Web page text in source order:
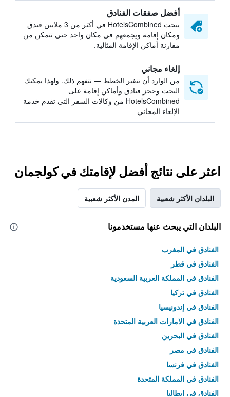
أفضل صفقات الفنادق
يبحث HotelsCombined في أكثر من 3 ملايين فندق
ومكان إقامة ويجمعهم في مكان واحد حتى تتمكن من
مقارنة أماكن الإقامة المثالية.
إلغاء مجاني
من الوارد أن تتغير الخطط — نتفهم ذلك. ولهذا يمكنك
البحث وحجز فنادق وأماكن إقامة على
HotelsCombined من وكالات السفر التي تقدم خدمة
الإلغاء المجاني
اعثر على نتائج أفضل لإقامتك في كولجمان
البلدان الأكثر شعبية المدن الأكثر شعبية
البلدان التي يبحث عنها مستخدمونا
الفنادق في المغرب
الفنادق في قطر
الفنادق في المملكة العربية السعودية
الفنادق في تركيا
الفنادق في إندونيسيا
الفنادق في الامارات العربية المتحدة
الفنادق في البحرين
الفنادق في مصر
الفنادق في فرنسا
الفنادق في المملكة المتحدة
الفنادق في إيطاليا